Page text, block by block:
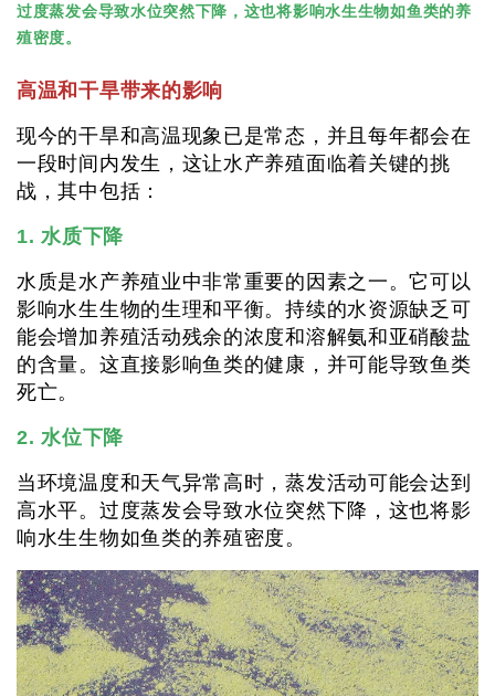
过度蒸发会导致水位突然下降，这也将影响水生生物如鱼类的养
殖密度。
高温和干旱带来的影响
现今的干旱和高温现象已是常态，并且每年都会在
一段时间内发生，这让水产养殖面临着关键的挑
战，其中包括：
1. 水质下降
水质是水产养殖业中非常重要的因素之一。它可以
影响水生生物的生理和平衡。持续的水资源缺乏可
能会增加养殖活动残余的浓度和溶解氨和亚硝酸盐
的含量。这直接影响鱼类的健康，并可能导致鱼类
死亡。
2. 水位下降
当环境温度和天气异常高时，蒸发活动可能会达到
高水平。过度蒸发会导致水位突然下降，这也将影
响水生生物如鱼类的养殖密度。